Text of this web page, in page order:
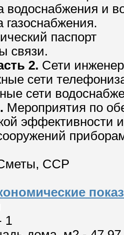
водоснабжения и
газоснабжения.
паспорт
связи.
2. Сети
сети
сети
Мероприятия по
эффективности
ССР
1